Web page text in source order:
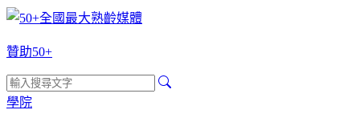
贊助50+
學院